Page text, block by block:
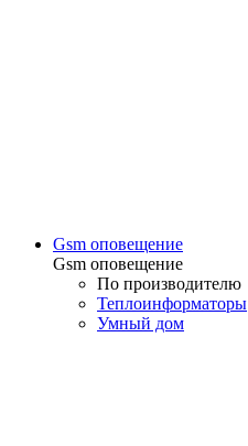
Gsm оповещение
Gsm оповещение
По производителю
Теплоинформаторы
Умный дом